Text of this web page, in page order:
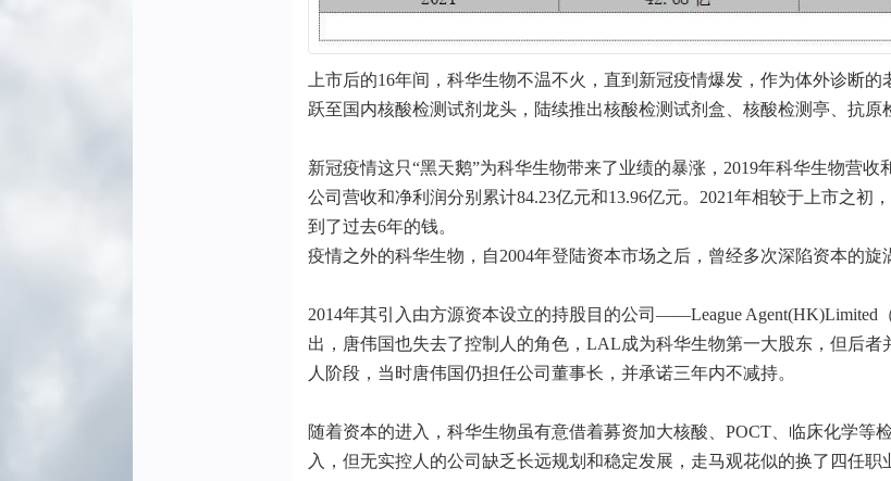
上市后的16年间，科华生物不温不火，直到新冠疫情爆发，作为体外诊断
跃至国内核酸检测试剂龙头，陆续推出核酸检测试剂盒、核酸检测亭、抗原
新冠疫情这只“黑天鹅”为科华生物带来了业绩的暴涨，2019年科华生物营收
公司营收和净利润分别累计84.23亿元和13.96亿元。2021年相较于上市之初
到了过去6年的钱。
疫情之外的科华生物，自2004年登陆资本市场之后，曾经多次深陷资本的旋
2014年其引入由方源资本设立的持股目的公司——League
出，唐伟国也失去了控制人的角色，LAL成为科华生物第一大股东，但后
人阶段，当时唐伟国仍担任公司董事长，并承诺三年内不减持。
随着资本的进入，科华生物虽有意借着募资加大核酸、POCT、临床化学等
入，但无实控人的公司缺乏长远规划和稳定发展，走马观花似的换了四任